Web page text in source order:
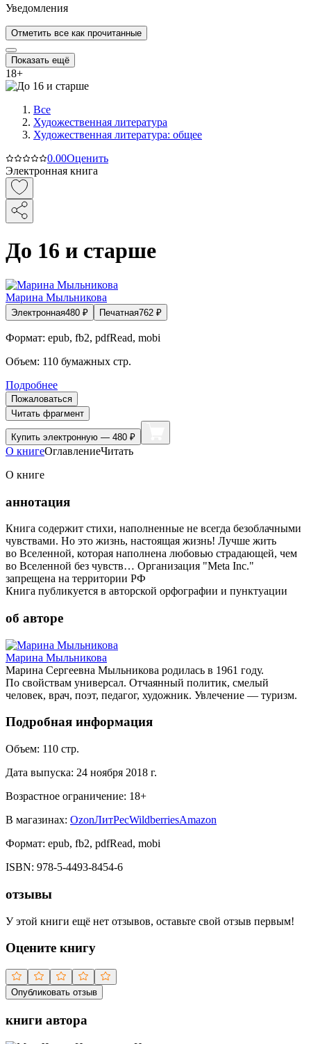
Уведомления
Отметить все как прочитанные
Показать ещё
18+
Все
Художественная литература
Художественная литература: общее
0.00Оценить
Электронная книга
До 16 и старше
Марина Мыльникова
Электронная480 ₽ Печатная762 ₽
Формат: epub, fb2, pdfRead, mobi
Объем: 110 бумажных стр.
Подробнее
Пожаловаться
Читать фрагмент
Купить электронную — 480 ₽
О книгеОглавлениеЧитать
О книге
аннотация
Книга содержит стихи, наполненные не всегда безоблачными
чувствами. Но это жизнь, настоящая жизнь! Лучше жить
во Вселенной, которая наполнена любовью страдающей, чем
во Вселенной без чувств… Организация "Meta Inc."
запрещена на территории РФ
Книга публикуется в авторской орфографии и пунктуации
об авторе
Марина Мыльникова
Марина Сергеевна Мыльникова родилась в 1961 году.
По свойствам универсал. Отчаянный политик, смелый
человек, врач, поэт, педагог, художник. Увлечение — туризм.
Подробная информация
Объем: 110 стр.
Дата выпуска: 24 ноября 2018 г.
Возрастное ограничение: 18+
В магазинах: OzonЛитРесWildberriesAmazon
Формат: epub, fb2, pdfRead, mobi
ISBN: 978-5-4493-8454-6
отзывы
У этой книги ещё нет отзывов, оставьте свой отзыв первым!
Оцените книгу
Опубликовать отзыв
книги автора